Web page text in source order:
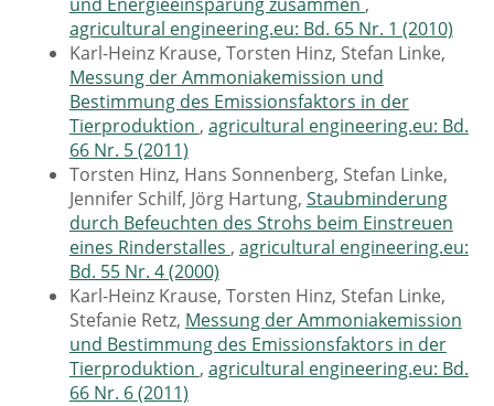
agricultural engineering.eu: Bd. 65 Nr. 1 (2010)
Karl-Heinz Krause, Torsten Hinz, Stefan Linke,
Messung der Ammoniakemission und
Bestimmung des Emissionsfaktors in der
Tierproduktion , agricultural engineering.eu: Bd.
66 Nr. 5 (2011)
Torsten Hinz, Hans Sonnenberg, Stefan Linke,
Jennifer Schilf, Jörg Hartung, Staubminderung
durch Befeuchten des Strohs beim Einstreuen
eines Rinderstalles , agricultural engineering.eu:
Bd. 55 Nr. 4 (2000)
Karl-Heinz Krause, Torsten Hinz, Stefan Linke,
Stefanie Retz, Messung der Ammoniakemission
und Bestimmung des Emissionsfaktors in der
Tierproduktion , agricultural engineering.eu: Bd.
66 Nr. 6 (2011)